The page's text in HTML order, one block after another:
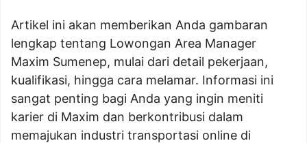
Artikel ini akan memberikan Anda gambaran
lengkap tentang Lowongan Area Manager
Maxim Sumenep, mulai dari detail pekerjaan,
kualifikasi, hingga cara melamar. Informasi ini
sangat penting bagi Anda yang ingin meniti
karier di Maxim dan berkontribusi dalam
memajukan industri transportasi online di